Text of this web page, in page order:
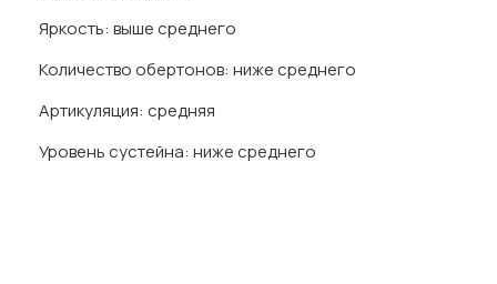
Яркость: выше среднего
Количество обертонов: ниже среднего
Артикуляция: средняя
Уровень сустейна: ниже среднего